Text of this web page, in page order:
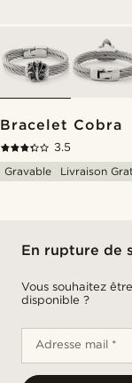
Bracelet Cobra
3.5
Gravable
Livraison
En rupture de
Vous souhaitez
disponible ?
Adresse mail *